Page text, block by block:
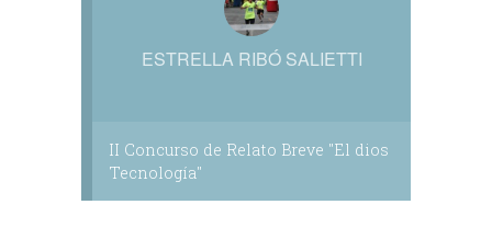
ESTRELLA RIBÓ SALIETTI
II Concurso de Relato Breve "El dios
Tecnología"